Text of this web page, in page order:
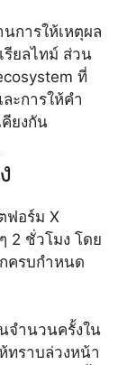
การให้เหตุผล
รียลไทม์ ส่วน
ที่
ะการให้คำ
ยงกัน
ฟอร์ม X
2 ชั่วโมง โดย
ครบกำหนด
จำนวนครั้งใน
ทราบล่วงหน้า